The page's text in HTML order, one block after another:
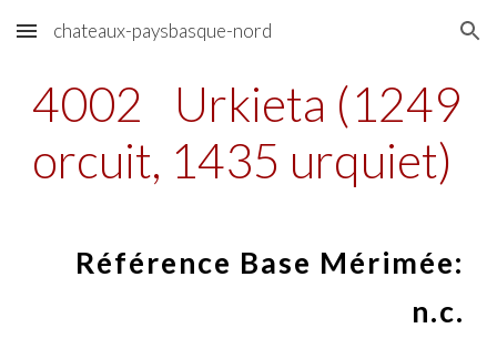
Skip to main content Skip to navigation
chateaux-paysbasque-nord
4002
Urkieta (1249
orcuit, 1435 urquiet)
Référence Base Mérimée:
n.c.